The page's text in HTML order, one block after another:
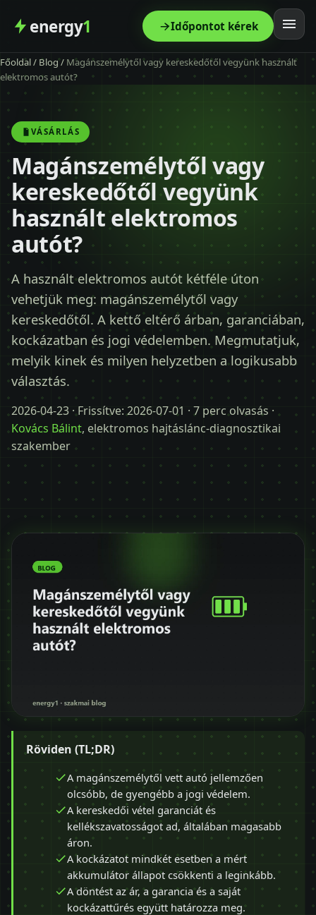
energy1 Időpontot kérek
Főoldal
Szolgáltatás
Modellek
Kapcsolat
Blog
Időpontot kérek
+36 30 680 7511
Főoldal/ Blog/ Magánszemélytől vagy kereskedőtől vegyünk használt
elektromos autót?
VÁSÁRLÁS
Magánszemélytől vagy
kereskedőtől vegyünk
használt elektromos
autót?
A használt elektromos autót kétféle úton
vehetjük meg: magánszemélytől vagy
kereskedőtől. A kettő eltérő árban, garanciában,
kockázatban és jogi védelemben. Megmutatjuk,
melyik kinek és milyen helyzetben a logikusabb
választás.
2026-04-23 · Frissítve:2026-07-01 · 7 perc olvasás ·
Kovács Bálint, elektromos hajtáslánc-diagnosztikai
szakember
Röviden (TL;DR)
A magánszemélytől vett autó jellemzően
olcsóbb, de gyengébb a jogi védelem.
A kereskedői vétel garanciát és
kellékszavatosságot ad, általában magasabb
áron.
A kockázatot mindkét esetben a mért
akkumulátor állapot csökkenti a leginkább.
A döntést az ár, a garancia és a saját
kockázattűrés együtt határozza meg.